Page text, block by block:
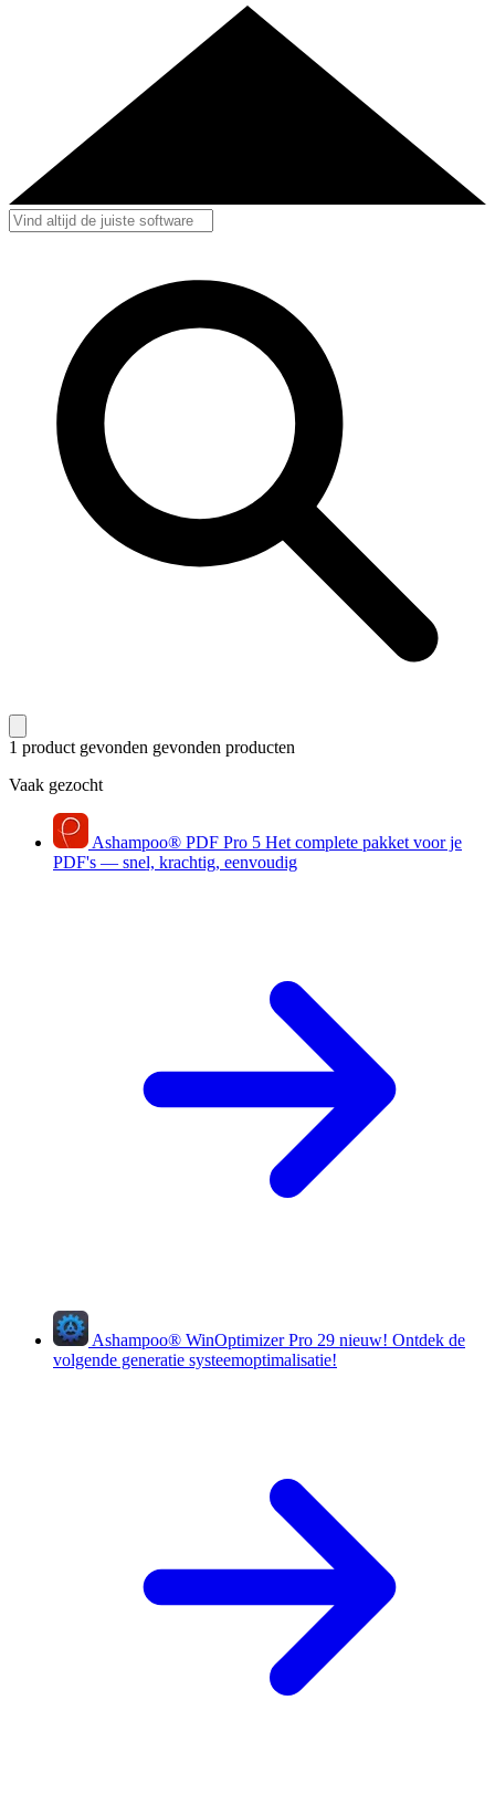
1 product gevonden gevonden producten
Vaak gezocht
Ashampoo® PDF Pro 5 Het complete pakket voor je
PDF's — snel, krachtig, eenvoudig
Ashampoo® WinOptimizer Pro 29 nieuw! Ontdek de
volgende generatie systeemoptimalisatie!